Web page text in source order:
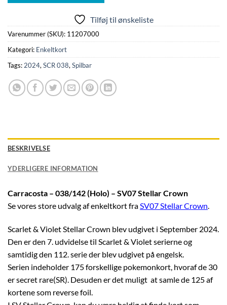
Tilføj til ønskeliste
Varenummer (SKU): 11207000
Kategori: Enkeltkort
Tags:2024,SCR 038,Spilbar
BESKRIVELSE
YDERLIGERE INFORMATION
Carracosta – 038/142 (Holo) – SV07 Stellar Crown
Se vores store udvalg af enkeltkort fraSV07 Stellar Crown.
Scarlet & Violet Stellar Crown blev udgivet i September 2024.
Den er den 7. udvidelse til Scarlet & Violet serierne og
samtidig den 112. serie der blev udgivet på engelsk.
Serien indeholder 175 forskellige pokemonkort, hvoraf de 30
er secret rare(SR). Desuden er det muligt at samle de 125 af
kortene som reverse foil.